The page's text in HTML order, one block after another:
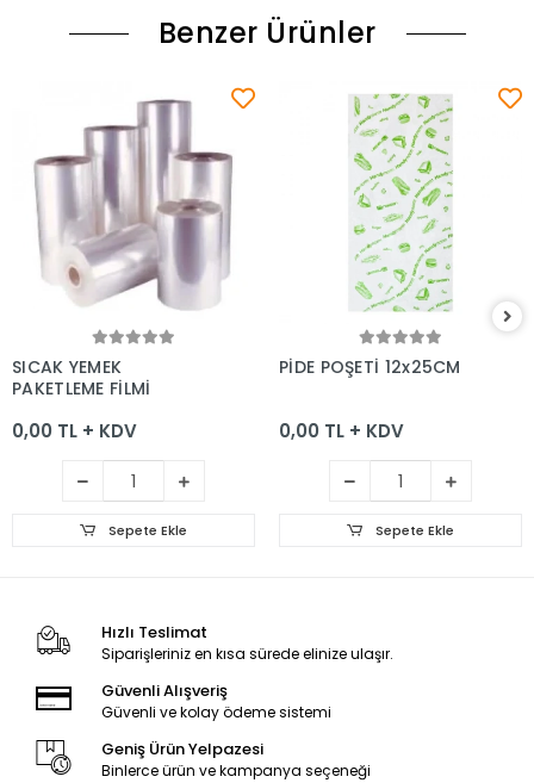
Benzer Ürünler
SICAK YEMEK
PAKETLEME FİLMİ
0,00 TL + KDV
Sepete Ekle
Sepete Ekle
PİDE POŞETİ 12x25CM
0,00 TL + KDV
Sepete Ekle
Hızlı Teslimat
Siparişleriniz en kısa sürede elinize ulaşır.
Güvenli Alışveriş
Güvenli ve kolay ödeme sistemi
Geniş Ürün Yelpazesi
Binlerce ürün ve kampanya seçeneği